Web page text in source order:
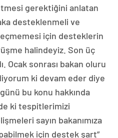
gerektiğini anlatan
desteklenmeli ve
için desteklerin
halindeyiz. Son üç
Ocak sonrası bakan oluru
ki devam eder diye
bu konu hakkında
ki tespitlerimizi
sayın bakanımıza
için destek şart”